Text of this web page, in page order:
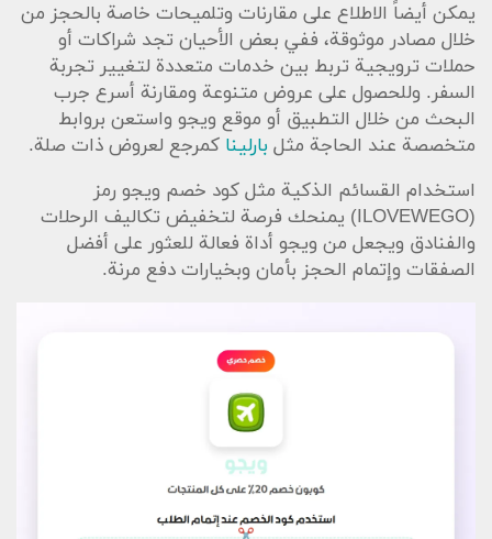
يمكن أيضاً الاطلاع على مقارنات وتلميحات خاصة بالحجز من
خلال مصادر موثوقة، ففي بعض الأحيان تجد شراكات أو
حملات ترويجية تربط بين خدمات متعددة لتغيير تجربة
السفر. وللحصول على عروض متنوعة ومقارنة أسرع جرب
البحث من خلال التطبيق أو موقع ويجو واستعن بروابط
متخصصة عند الحاجة مثل بارلينا كمرجع لعروض ذات صلة.
استخدام القسائم الذكية مثل كود خصم ويجو رمز
(ILOVEWEGO) يمنحك فرصة لتخفيض تكاليف الرحلات
والفنادق ويجعل من ويجو أداة فعالة للعثور على أفضل
الصفقات وإتمام الحجز بأمان وبخيارات دفع مرنة.